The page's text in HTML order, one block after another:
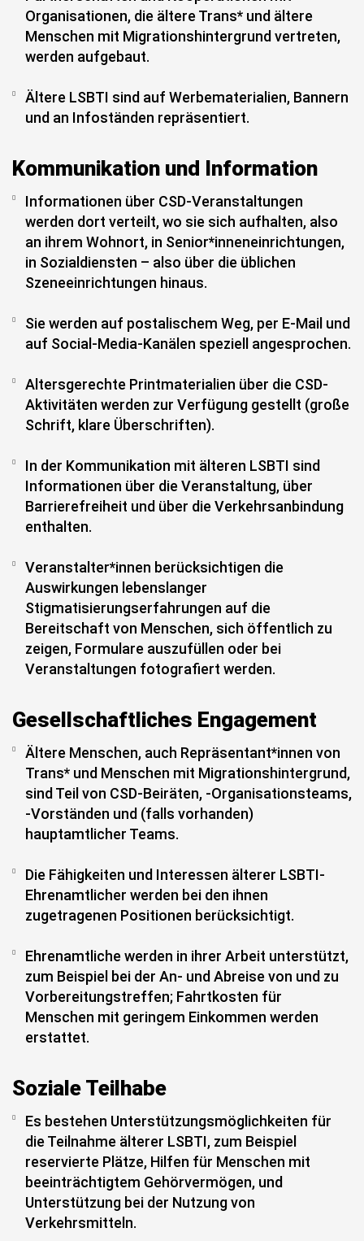
Organisationen, die ältere Trans* und ältere
Menschen mit Migrationshintergrund vertreten,
werden aufgebaut.
Ältere LSBTI sind auf Werbematerialien, Bannern
und an Infoständen repräsentiert.
Kommunikation und Information
Informationen über CSD-Veranstaltungen
werden dort verteilt, wo sie sich aufhalten, also
an ihrem Wohnort, in Senior*inneneinrichtungen,
in Sozialdiensten – also über die üblichen
Szeneeinrichtungen hinaus.
Sie werden auf postalischem Weg, per E-Mail und
auf Social-Media-Kanälen speziell angesprochen.
Altersgerechte Printmaterialien über die CSD-
Aktivitäten werden zur Verfügung gestellt (große
Schrift, klare Überschriften).
In der Kommunikation mit älteren LSBTI sind
Informationen über die Veranstaltung, über
Barrierefreiheit und über die Verkehrsanbindung
enthalten.
Veranstalter*innen berücksichtigen die
Auswirkungen lebenslanger
Stigmatisierungserfahrungen auf die
Bereitschaft von Menschen, sich öffentlich zu
zeigen, Formulare auszufüllen oder bei
Veranstaltungen fotografiert werden.
Gesellschaftliches Engagement
Ältere Menschen, auch Repräsentant*innen von
Trans* und Menschen mit Migrationshintergrund,
sind Teil von CSD-Beiräten, -Organisationsteams,
-Vorständen und (falls vorhanden)
hauptamtlicher Teams.
Die Fähigkeiten und Interessen älterer LSBTI-
Ehrenamtlicher werden bei den ihnen
zugetragenen Positionen berücksichtigt.
Ehrenamtliche werden in ihrer Arbeit unterstützt,
zum Beispiel bei der An- und Abreise von und zu
Vorbereitungstreffen; Fahrtkosten für
Menschen mit geringem Einkommen werden
erstattet.
Soziale Teilhabe
Es bestehen Unterstützungsmöglichkeiten für
die Teilnahme älterer LSBTI, zum Beispiel
reservierte Plätze, Hilfen für Menschen mit
beeinträchtigtem Gehörvermögen, und
Unterstützung bei der Nutzung von
Verkehrsmitteln.